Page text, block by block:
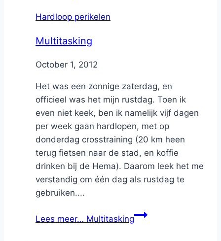
Hardloop perikelen
Multitasking
ByNicole
October 1, 2012
Het was een zonnige zaterdag, en
officieel was het mijn rustdag. Toen ik
even niet keek, ben ik namelijk vijf dagen
per week gaan hardlopen, met op
donderdag crosstraining (20 km heen
terug fietsen naar de stad, en koffie
drinken bij de Hema). Daarom leek het me
verstandig om één dag als rustdag te
gebruiken....
Lees meer… Multitasking